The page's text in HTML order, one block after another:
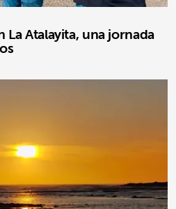
La Atalayita, una jornada